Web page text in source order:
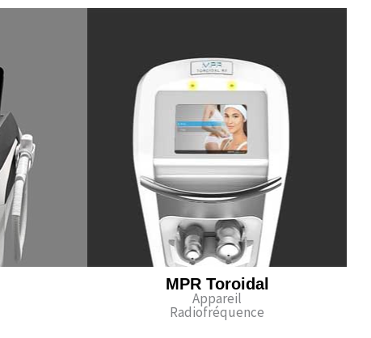
MPR Toroidal
Appareil
Radiofréquence